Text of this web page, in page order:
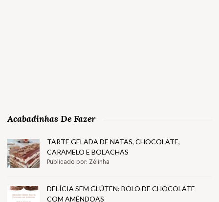
Acabadinhas De Fazer
TARTE GELADA DE NATAS, CHOCOLATE,
CARAMELO E BOLACHAS
Publicado por: Zélinha
DELÍCIA SEM GLÚTEN: BOLO DE CHOCOLATE
COM AMÊNDOAS